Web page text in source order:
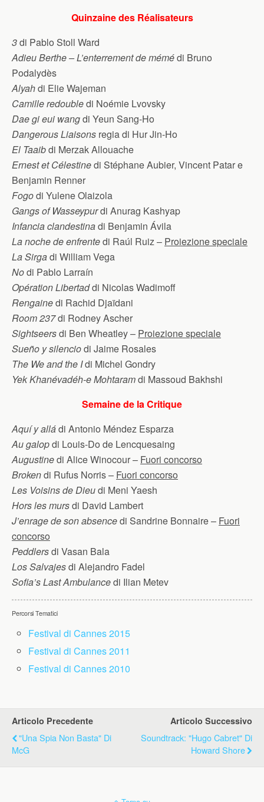
Quinzaine des Réalisateurs
3di Pablo Stoll Ward
Adieu Berthe – L’enterrement de mémédi Bruno
Podalydès
Alyahdi Elie Wajeman
Camille redoubledi Noémie Lvovsky
Dae gi eui wangdi Yeun Sang-Ho
Dangerous Liaisons regia di Hur Jin-Ho
El Taaibdi Merzak Allouache
Ernest et Célestinedi Stéphane Aubier, Vincent Patar e
Benjamin Renner
Fogodi Yulene Olaizola
Gangs of Wasseypurdi Anurag Kashyap
Infancia clandestinadi Benjamin Ávila
La noche de enfrentedi Raúl Ruiz – Proiezione speciale
La Sirgadi William Vega
Nodi Pablo Larraín
Opération Libertaddi Nicolas Wadimoff
Rengainedi Rachid Djaïdani
Room 237di Rodney Ascher
Sightseersdi Ben Wheatley – Proiezione speciale
Sueño y silenciodi Jaime Rosales
The We and the Idi Michel Gondry
Yek Khanévadéh-e Mohtaramdi Massoud Bakhshi
Semaine de la Critique
Aquí y alládi Antonio Méndez Esparza
Au galopdi Louis-Do de Lencquesaing
Augustinedi Alice Winocour – Fuori concorso
Brokendi Rufus Norris – Fuori concorso
Les Voisins de Dieudi Meni Yaesh
Hors les mursdi David Lambert
J’enrage de son absencedi Sandrine Bonnaire – Fuori
concorso
Peddlersdi Vasan Bala
Los Salvajesdi Alejandro Fadel
Sofia’s Last Ambulancedi Ilian Metev
Percorsi Tematici
Festival di Cannes 2015
Festival di Cannes 2011
Festival di Cannes 2010
Articolo Precedente
"Una Spia Non Basta" Di
McG
Articolo Successivo
Soundtrack: "Hugo Cabret" Di
Howard Shore